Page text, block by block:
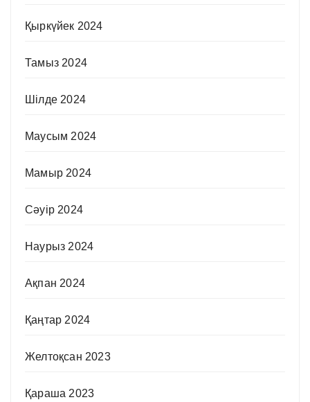
Қыркүйек 2024
Тамыз 2024
Шілде 2024
Маусым 2024
Мамыр 2024
Сәуір 2024
Наурыз 2024
Ақпан 2024
Қаңтар 2024
Желтоқсан 2023
Қараша 2023